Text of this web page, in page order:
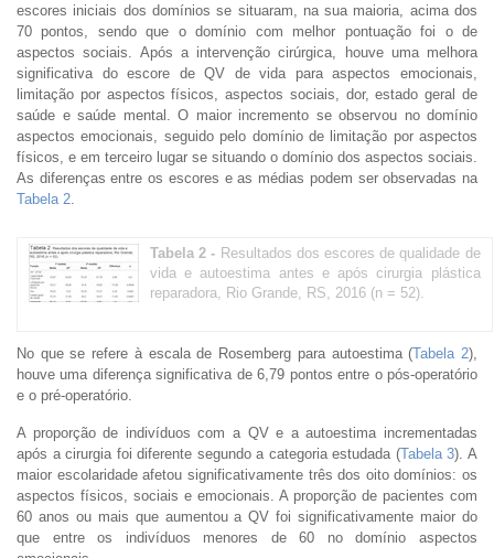
escores iniciais dos domínios se situaram, na sua maioria, acima dos
70 pontos, sendo que o domínio com melhor pontuação foi o de
aspectos sociais. Após a intervenção cirúrgica, houve uma melhora
significativa do escore de QV de vida para aspectos emocionais,
limitação por aspectos físicos, aspectos sociais, dor, estado geral de
saúde e saúde mental. O maior incremento se observou no domínio
aspectos emocionais, seguido pelo domínio de limitação por aspectos
físicos, e em terceiro lugar se situando o domínio dos aspectos sociais.
As diferenças entre os escores e as médias podem ser observadas na
Tabela 2
Tabela 2 - Resultados dos escores de qualidade de
vida e autoestima antes e após cirurgia plástica
reparadora, Rio Grande, RS, 2016 (n = 52).
No que se refere à escala de Rosemberg para autoestima (Tabela 2),
houve uma diferença significativa de 6,79 pontos entre o pós-operatório
e o pré-operatório.
A proporção de indivíduos com a QV e a autoestima incrementadas
após a cirurgia foi diferente segundo a categoria estudada (Tabela 3). A
maior escolaridade afetou significativamente três dos oito domínios: os
aspectos físicos, sociais e emocionais. A proporção de pacientes com
60 anos ou mais que aumentou a QV foi significativamente maior do
que entre os indivíduos menores de 60 no domínio aspectos